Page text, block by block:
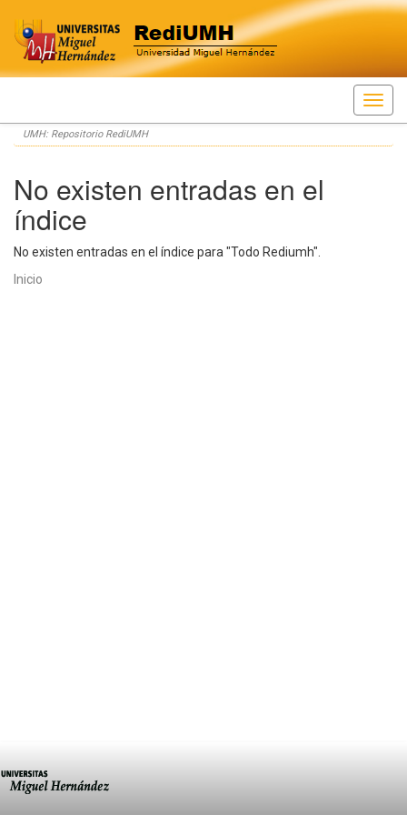
Skip
navigation
UMH: Repositorio RediUMH
No existen entradas en el
índice
No existen entradas en el índice para "Todo Rediumh".
Inicio